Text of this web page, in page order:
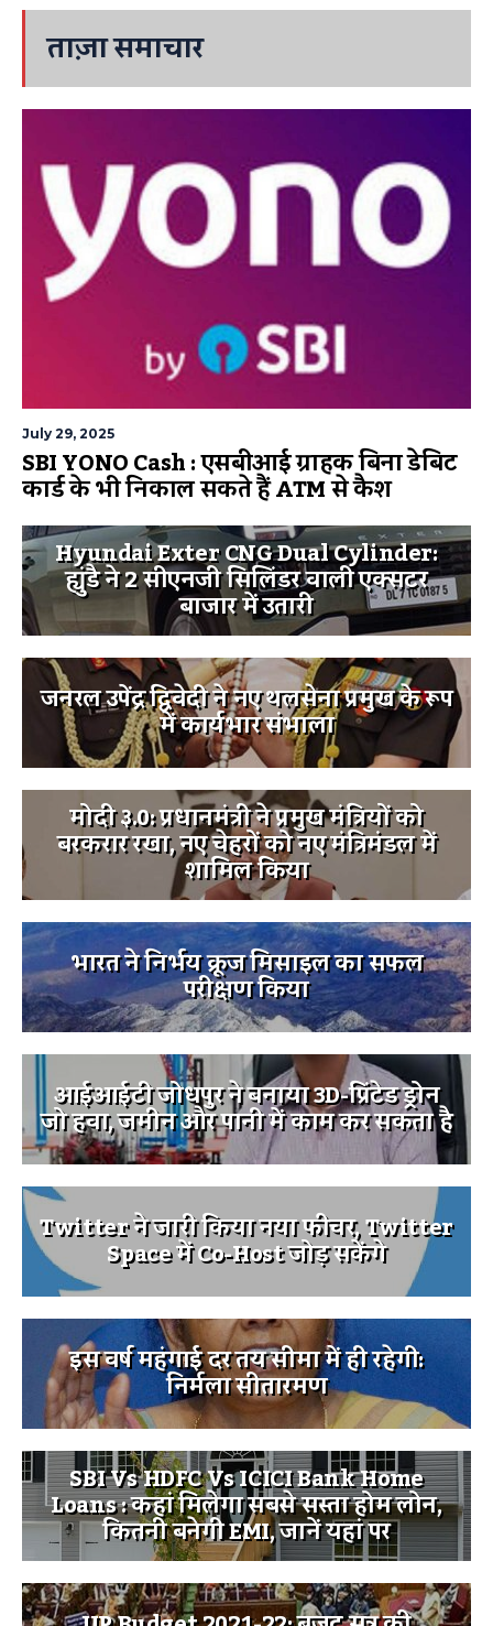
ताज़ा समाचार
July 29, 2025
SBI YONO Cash : एसबीआई ग्राहक बिना डेबिट
कार्ड के भी निकाल सकते हैं ATM से कैश
Hyundai Exter CNG Dual Cylinder:
ह्युंडै ने 2 सीएनजी सिलिंडर वाली एक्सटर
बाजार में उतारी
जनरल उपेंद्र द्विवेदी ने नए थलसेना प्रमुख के रूप
में कार्यभार संभाला
मोदी ३.0: प्रधानमंत्री ने प्रमुख मंत्रियों को
बरकरार रखा, नए चेहरों को नए मंत्रिमंडल में
शामिल किया
भारत ने निर्भय क्रूज मिसाइल का सफल
परीक्षण किया
आईआईटी जोधपुर ने बनाया 3D-प्रिंटेड ड्रोन
जो हवा, जमीन और पानी में काम कर सकता है
Twitter ने जारी किया नया फीचर, Twitter
Space में Co-Host जोड़ सकेंगे
इस वर्ष महंगाई दर तय सीमा में ही रहेगी:
निर्मला सीतारमण
SBI Vs HDFC Vs ICICI Bank Home
Loans : कहां मिलेगा सबसे सस्ता होम लोन,
कितनी बनेगी EMI, जानें यहां पर